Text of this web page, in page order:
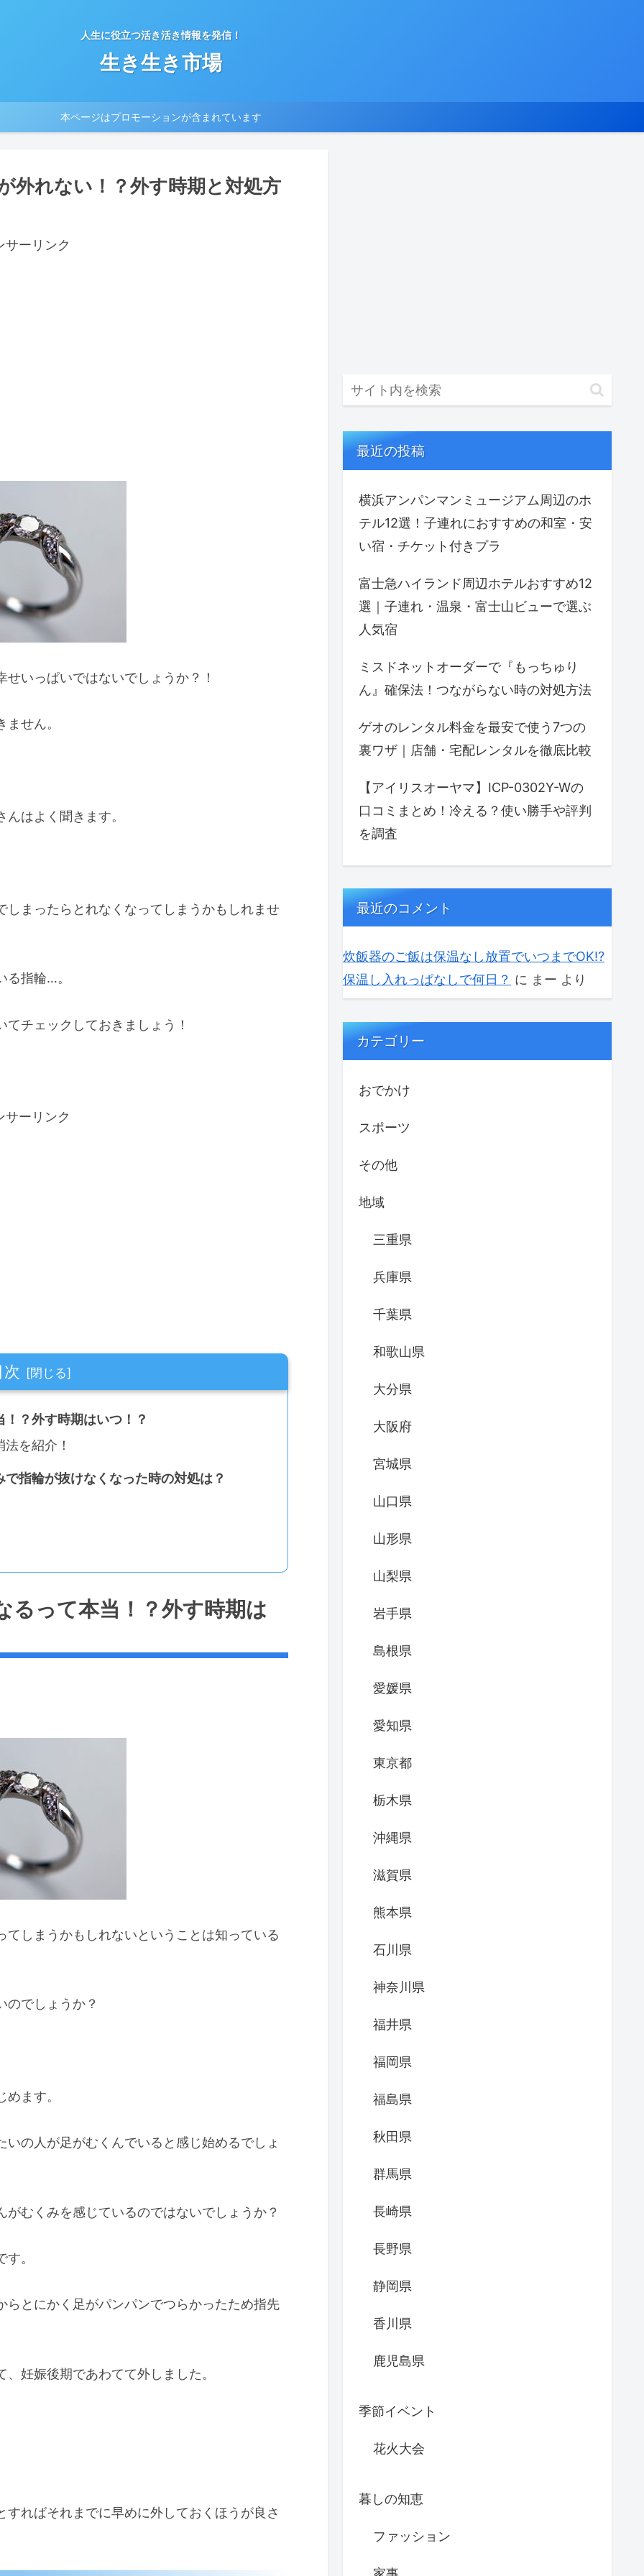
人生に役立つ活き活き情報を発信！
生き生き市場
本ページはプロモーションが含まれています
外れない！？外す時期と対処方
サーリンク
いっぱいではないでしょうか？！
せん。
はよく聞きます。
まったらとれなくなってしまうかもしれませ
る指輪…。
チェックしておきましょう！
サーリンク
次
？外す時期はいつ！？
を紹介！
指輪が抜けなくなった時の対処は？
るって本当！？外す時期は
しまうかもしれないということは知っている
のでしょうか？
ます。
の人が足がむくんでいると感じ始めるでしょ
むくみを感じているのではないでしょうか？
。
とにかく足がパンパンでつらかったため指先
妊娠後期であわてて外しました。
ればそれまでに早めに外しておくほうが良さ
最近の投稿
横浜アンパンマンミュージアム周辺のホ
テル12選！子連れにおすすめの和室・安
い宿・チケット付きプラ
富士急ハイランド周辺ホテルおすすめ12
選｜子連れ・温泉・富士山ビューで選ぶ
人気宿
ミスドネットオーダーで『もっちゅり
ん』確保法！つながらない時の対処方法
ゲオのレンタル料金を最安で使う7つの
裏ワザ｜店舗・宅配レンタルを徹底比較
【アイリスオーヤマ】ICP-0302Y-Wの
口コミまとめ！冷える？使い勝手や評判
を調査
最近のコメント
炊飯器のご飯は保温なし放置でいつまでOK⁉
保温し入れっぱなしで何日？ に まー より
カテゴリー
おでかけ
スポーツ
その他
地域
三重県
兵庫県
千葉県
和歌山県
大分県
大阪府
宮城県
山口県
山形県
山梨県
岩手県
島根県
愛媛県
愛知県
東京都
栃木県
沖縄県
滋賀県
熊本県
石川県
神奈川県
福井県
福岡県
福島県
秋田県
群馬県
長崎県
長野県
静岡県
香川県
鹿児島県
季節イベント
花火大会
暮しの知恵
ファッション